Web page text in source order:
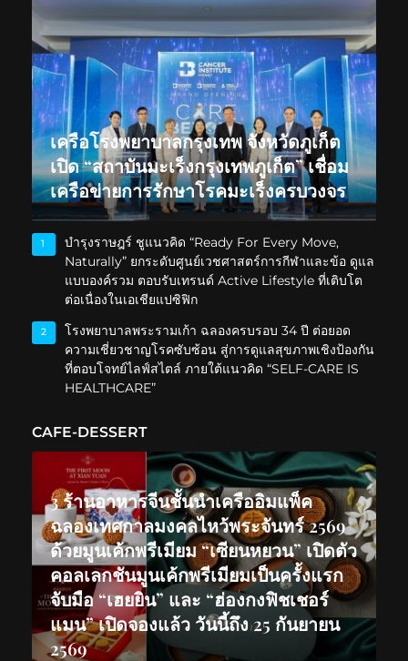
เครือโรงพยาบาลกรุงเทพ จังหวัดภูเก็ต
เปิด “สถาบันมะเร็งกรุงเทพภูเก็ต” เชื่อม
เครือข่ายการรักษาโรคมะเร็งครบวงจร
1
บำรุงราษฎร์ ชูแนวคิด “Ready For Every Move,
Naturally” ยกระดับศูนย์เวชศาสตร์การกีฬาและข้อ ดูแล
แบบองค์รวม ตอบรับเทรนด์ Active Lifestyle ที่เติบโต
ต่อเนื่องในเอเชียแปซิฟิก
2
โรงพยาบาลพระรามเก้า ฉลองครบรอบ 34 ปี ต่อยอด
ความเชี่ยวชาญโรคซับซ้อน สู่การดูแลสุขภาพเชิงป้องกัน
ที่ตอบโจทย์ไลฟ์สไตล์ ภายใต้แนวคิด “SELF-CARE IS
HEALTHCARE”
CAFE-DESSERT
3 ร้านอาหารจีนชั้นนำเครืออิมแพ็ค
ฉลองเทศกาลมงคลไหว้พระจันทร์ 2569
ด้วยมูนเค้กพรีเมียม “เซียนหยวน” เปิดตัว
คอลเลกชันมูนเค้กพรีเมียมเป็นครั้งแรก
จับมือ “เฮยยิน” และ “ฮ่องกงฟิชเชอร์
แมน” เปิดจองแล้ว วันนี้ถึง 25 กันยายน
2569